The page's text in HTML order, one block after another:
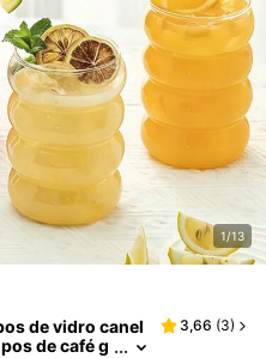
1/13
de vidro canel
de café g
3,66 (3)